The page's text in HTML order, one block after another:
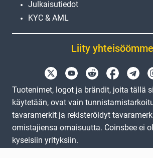
Julkaisutiedot
KYC & AML
Liity yhteisöömme
Tuotenimet, logot ja brändit, joita tällä
käytetään, ovat vain
tavaramerkit ja rekisteröidyt
omistajiensa omaisuutta. Coinsbee ei
kyseisiin yrityksiin.